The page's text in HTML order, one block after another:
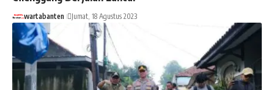
wartabanten Jumat, 18 Agustus 2023